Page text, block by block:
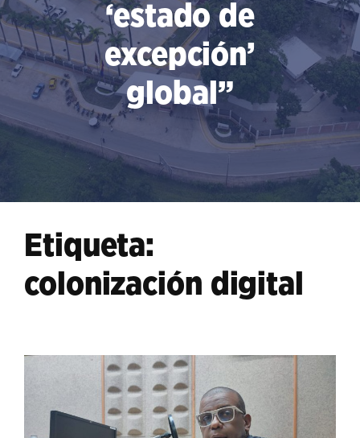
‘estado de
excepción’
global”
Etiqueta:
colonización digital